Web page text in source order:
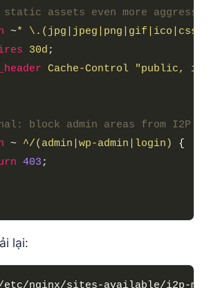
~*
30d
Cache-Control "public,
~ ^/(admin|wp-admin|login)
403
lại: